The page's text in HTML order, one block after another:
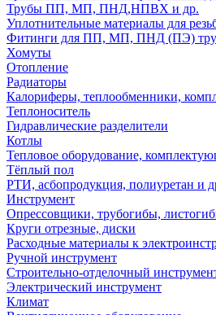
Трубы ПП, МП, ПНД,НПВХ и др.
Уплотнительные материалы для
Фитинги для ПП, МП, ПНД (ПЭ)
Хомуты
Отопление
Радиаторы
Калориферы, теплообменники,
Теплоноситель
Гидравлические разделители
Котлы
Тепловое оборудование,
Тёплый пол
РТИ, асбопродукция, полиуретан и
Инструмент
Опрессовщики, трубогибы,
Круги отрезные, диски
Расходные материалы к
Ручной инструмент
Строительно-отделочный
Электрический инструмент
Климат